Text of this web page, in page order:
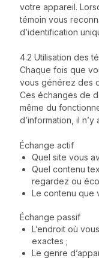
votre appareil.
témoin vous
d’identification
4.2 Utilisation des
Chaque fois que
vous générez des
Ces échanges de
même du
d’information, il n’y
Échange actif
Quel site vous
Quel contenu
regardez ou
Le contenu que
Échange passif
L’endroit où
exactes ;
Le genre